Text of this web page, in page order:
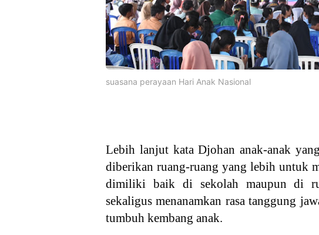
suasana perayaan Hari Anak Nasional
Lebih lanjut kata Djohan anak-anak
diberikan ruang-ruang yang lebih untuk
dimiliki baik di sekolah maupun di
sekaligus menanamkan rasa tanggung
tumbuh kembang anak.